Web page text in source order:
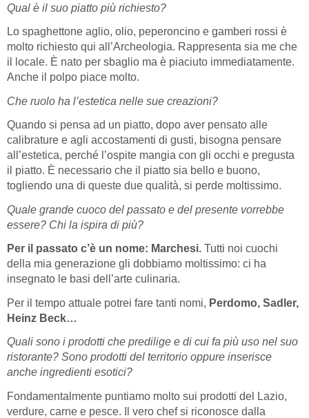
Qual è il suo piatto più richiesto?
Lo spaghettone aglio, olio, peperoncino e gamberi rossi è
molto richiesto qui all’Archeologia. Rappresenta sia me che
il locale. È nato per sbaglio ma è piaciuto immediatamente.
Anche il polpo piace molto.
Che ruolo ha l’estetica nelle sue creazioni?
Quando si pensa ad un piatto, dopo aver pensato alle
calibrature e agli accostamenti di gusti, bisogna pensare
all’estetica, perché l’ospite mangia con gli occhi e pregusta
il piatto. È necessario che il piatto sia bello e buono,
togliendo una di queste due qualità, si perde moltissimo.
Quale grande cuoco del passato e del presente vorrebbe
essere? Chi la ispira di più?
Per il passato c’è un nome: Marchesi. Tutti noi cuochi
della mia generazione gli dobbiamo moltissimo: ci ha
insegnato le basi dell’arte culinaria.
Per il tempo attuale potrei fare tanti nomi, Perdomo, Sadler,
Heinz Beck…
Quali sono i prodotti che predilige e di cui fa più uso nel suo
ristorante? Sono prodotti del territorio oppure inserisce
anche ingredienti esotici?
Fondamentalmente puntiamo molto sui prodotti del Lazio,
verdure, carne e pesce. Il vero chef si riconosce dalla